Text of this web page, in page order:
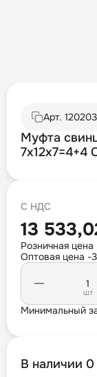
Арт.
Муфта
7х12х7=4+4
С НДС
13
Розничная цена
Оптовая цена -
шт
Минимальный
В наличии